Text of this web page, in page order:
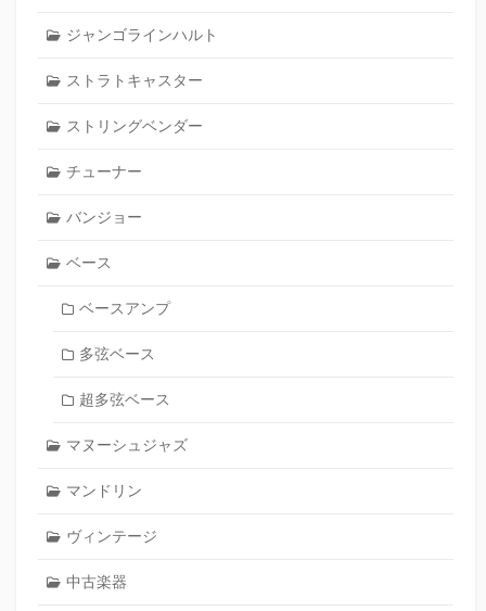
ジャンゴラインハルト
ストラトキャスター
ストリングベンダー
チューナー
バンジョー
ベース
ベースアンプ
多弦ベース
超多弦ベース
マヌーシュジャズ
マンドリン
ヴィンテージ
中古楽器